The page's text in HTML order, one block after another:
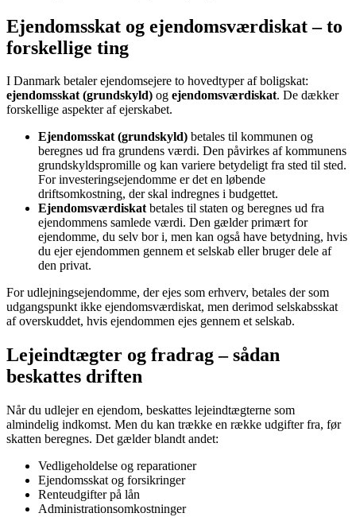
Ejendomsskat og ejendomsværdiskat – to
forskellige ting
I Danmark betaler ejendomsejere to hovedtyper af boligskat:
ejendomsskat (grundskyld) og ejendomsværdiskat. De dækker
forskellige aspekter af ejerskabet.
Ejendomsskat (grundskyld) betales til kommunen og
beregnes ud fra grundens værdi. Den påvirkes af kommunens
grundskyldspromille og kan variere betydeligt fra sted til sted.
For investeringsejendomme er det en løbende
driftsomkostning, der skal indregnes i budgettet.
Ejendomsværdiskatbetales til staten og beregnes ud fra
ejendommens samlede værdi. Den gælder primært for
ejendomme, du selv bor i, men kan også have betydning, hvis
du ejer ejendommen gennem et selskab eller bruger dele af
den privat.
For udlejningsejendomme, der ejes som erhverv, betales der som
udgangspunkt ikke ejendomsværdiskat, men derimod selskabsskat
af overskuddet, hvis ejendommen ejes gennem et selskab.
Lejeindtægter og fradrag – sådan
beskattes driften
Når du udlejer en ejendom, beskattes lejeindtægterne som
almindelig indkomst. Men du kan trække en række udgifter fra, før
skatten beregnes. Det gælder blandt andet:
Vedligeholdelse og reparationer
Ejendomsskat og forsikringer
Renteudgifter på lån
Administrationsomkostninger